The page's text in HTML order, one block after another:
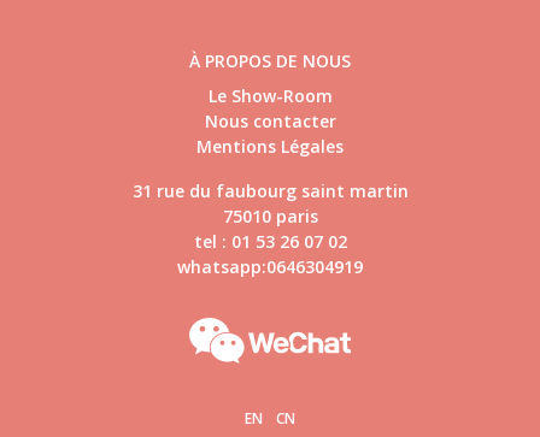
À PROPOS DE NOUS
Le Show-Room
Nous contacter
Mentions Légales
31 rue du faubourg saint martin
75010 paris
tel : 01 53 26 07 02
whatsapp:0646304919
EN CN